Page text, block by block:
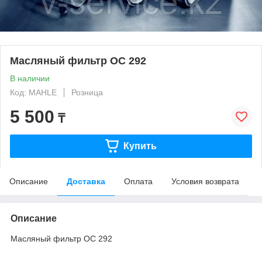
Масляный фильтр OC 292
В наличии
Код: MAHLE
Розница
5 500 ₸
Купить
Описание Доставка Оплата Условия возврата
Описание
Масляный фильтр OC 292